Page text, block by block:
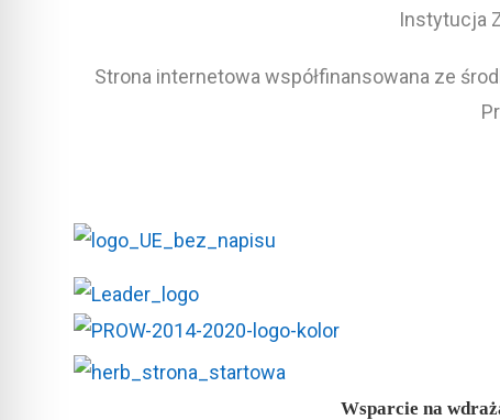
Instytucja
Strona internetowa współfinansowana ze
Wsparcie na